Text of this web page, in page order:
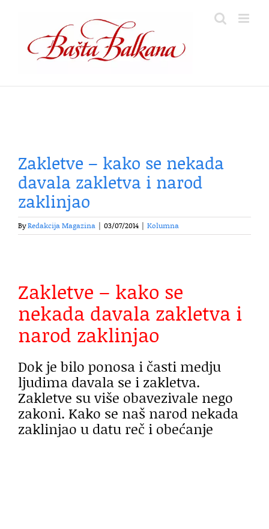
content
Zakletve – kako se nekada
davala zakletva i narod
zaklinjao
ByRedakcija Magazina 03/07/2014 Kolumna
Zakletve – kako se
nekada davala zakletva i
narod zaklinjao
Dok je bilo ponosa i časti medju
ljudima davala se i zakletva.
Zakletve su više obavezivale nego
zakoni. Kako se naš narod nekada
zaklinjao u datu reč i obećanje